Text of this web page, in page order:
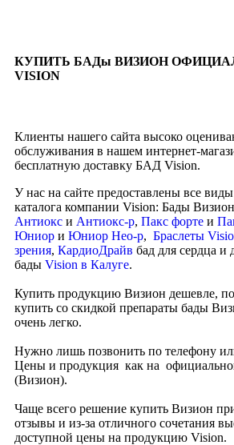
КУПИТЬ БАДы ВИЗИОН
VISION
Клиенты нашего сайта высоко
обслуживания в нашем интернет-
бесплатную доставку БАД Vision.
У нас на сайте предоставлены все
каталога компании Vision: Бады Визион
Антиокс и Антиокс-р, Пакс форте и
Юниор и Юниор Нео-р, Браслеты
зрения, КардиоДрайв бад для сердца
бады Vision в Калуге.
Купить продукцию Визион дешевле,
купить со скидкой препараты бады
очень легко.
Нужно лишь позвонить по телефону
Цены и продукция как на
(Визион).
Чаще всего решение купить Визион
отзывы и из-за отличного сочетания
доступной цены на продукцию Vision.